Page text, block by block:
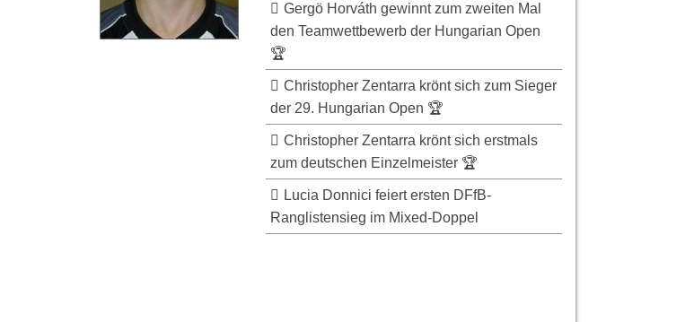
Gergö Horváth gewinnt zum zweiten Mal
den Teamwettbewerb der Hungarian Open
🏆
Christopher Zentarra krönt sich zum Sieger
der 29. Hungarian Open 🏆
Christopher Zentarra krönt sich erstmals
zum deutschen Einzelmeister 🏆
Lucia Donnici feiert ersten DFfB-
Ranglistensieg im Mixed-Doppel